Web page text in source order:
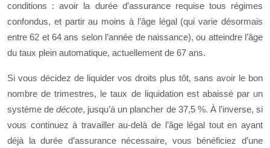
conditions : avoir la durée d’assurance requise tous régimes
confondus, et partir au moins à l’âge légal (qui varie désormais
entre 62 et 64 ans selon l’année de naissance), ou atteindre l’âge
du taux plein automatique, actuellement de 67 ans.
Si vous décidez de liquider vos droits plus tôt, sans avoir le bon
nombre de trimestres, le taux de liquidation est abaissé par un
système dedécote, jusqu’à un plancher de 37,5 %. À l’inverse, si
vous continuez à travailler au-delà de l’âge légal tout en ayant
déjà la durée d’assurance nécessaire, vous bénéficiez d’une